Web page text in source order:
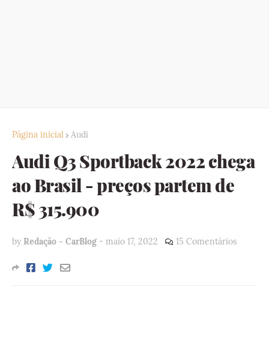
Página inicial Audi
Audi Q3 Sportback 2022 chega
ao Brasil - preços partem de
R$ 315.900
by Redação - CarBlog - maio 17, 2022 15 Comentários